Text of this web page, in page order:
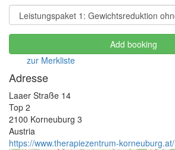
Add booking
zur Merkliste
Adresse
Laaer Straße 14
Top 2
2100 Korneuburg 3
Austria
https://www.therapiezentrum-korneuburg.at/